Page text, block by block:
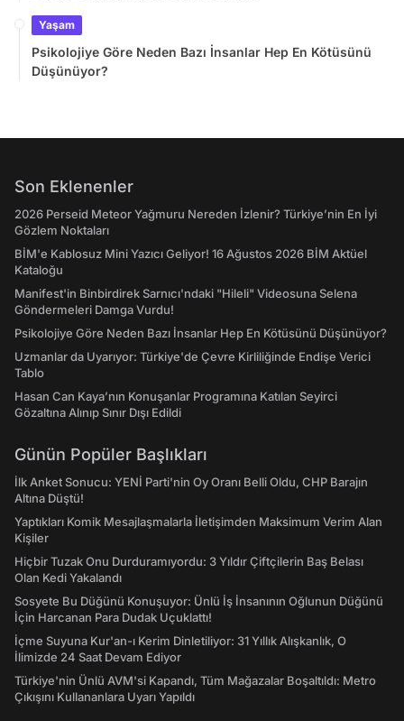
Yaşam
Psikolojiye Göre Neden Bazı İnsanlar Hep En Kötüsünü
Düşünüyor?
Son Eklenenler
2026 Perseid Meteor Yağmuru Nereden İzlenir? Türkiye’nin En İyi
Gözlem Noktaları
BİM'e Kablosuz Mini Yazıcı Geliyor! 16 Ağustos 2026 BİM Aktüel
Kataloğu
Manifest'in Binbirdirek Sarnıcı'ndaki "Hileli" Videosuna Selena
Göndermeleri Damga Vurdu!
Psikolojiye Göre Neden Bazı İnsanlar Hep En Kötüsünü Düşünüyor?
Uzmanlar da Uyarıyor: Türkiye'de Çevre Kirliliğinde Endişe Verici
Tablo
Hasan Can Kaya’nın Konuşanlar Programına Katılan Seyirci
Gözaltına Alınıp Sınır Dışı Edildi
Günün Popüler Başlıkları
İlk Anket Sonucu: YENİ Parti'nin Oy Oranı Belli Oldu, CHP Barajın
Altına Düştü!
Yaptıkları Komik Mesajlaşmalarla İletişimden Maksimum Verim Alan
Kişiler
Hiçbir Tuzak Onu Durduramıyordu: 3 Yıldır Çiftçilerin Baş Belası
Olan Kedi Yakalandı
Sosyete Bu Düğünü Konuşuyor: Ünlü İş İnsanının Oğlunun Düğünü
İçin Harcanan Para Dudak Uçuklattı!
İçme Suyuna Kur'an-ı Kerim Dinletiliyor: 31 Yıllık Alışkanlık, O
İlimizde 24 Saat Devam Ediyor
Türkiye'nin Ünlü AVM'si Kapandı, Tüm Mağazalar Boşaltıldı: Metro
Çıkışını Kullananlara Uyarı Yapıldı